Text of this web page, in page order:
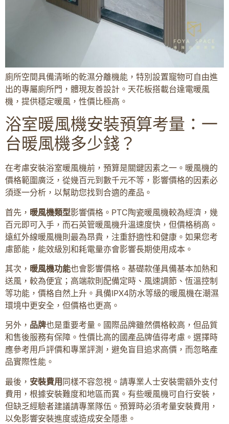
廁所空間具備清晰的乾濕分離機能，特別設置寵物可自由進
出的專屬廁所門，體現友善設計。天花板搭載台達電暖風
機，提供穩定暖風，性價比極高。
浴室暖風機安裝預算考量：一
台暖風機多少錢？
在考慮安裝浴室暖風機前，預算是關鍵因素之一。暖風機的
價格範圍廣泛，從幾百元到數千元不等，影響價格的因素必
須逐一分析，以幫助您找到合適的產品。
首先， 暖風機類型影響價格。PTC陶瓷暖風機較為經濟，幾
百元即可入手，而石英管暖風機升溫速度快，但價格稍高。
遠紅外線暖風機則最為昂貴，注重舒適性和健康。如果您考
慮節能，能效級別和耗電量亦會影響長期使用成本。
其次， 暖風機功能也會影響價格。基礎款僅具備基本加熱和
送風，較為便宜；高端款則配備定時、風速調節、恆溫控制
等功能，價格自然上升。具備IPX4防水等級的暖風機在潮濕
環境中更安全，但價格也更高。
另外， 品牌也是重要考量。國際品牌雖然價格較高，但品質
和售後服務有保障。性價比高的國產品牌值得考慮。選擇時
應參考用戶評價和專業評測，避免盲目追求高價，而忽略產
品實際性能。
最後， 安裝費用同樣不容忽視。請專業人士安裝需額外支付
費用，根據安裝難度和地區而異。有些暖風機可自行安裝，
但缺乏經驗者建議請專業隊伍。預算時必須考量安裝費用，
以免影響安裝進度或造成安全隱患。